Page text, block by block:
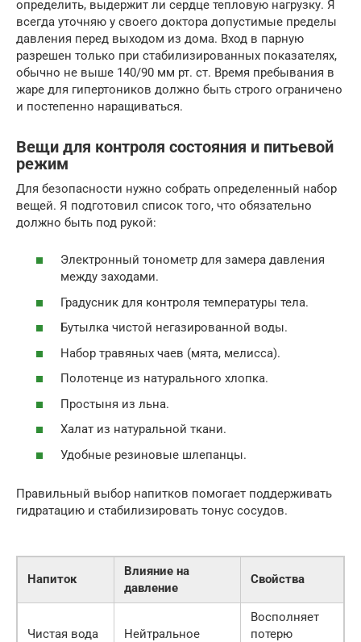
определить, выдержит ли сердце тепловую нагрузку. Я
всегда уточняю у своего доктора допустимые пределы
давления перед выходом из дома. Вход в парную
разрешен только при стабилизированных показателях,
обычно не выше 140/90 мм рт. ст. Время пребывания в
жаре для гипертоников должно быть строго ограничено
и постепенно наращиваться.
Вещи для контроля состояния и питьевой
режим
Для безопасности нужно собрать определенный набор
вещей. Я подготовил список того, что обязательно
должно быть под рукой:
Электронный тонометр для замера давления
между заходами.
Градусник для контроля температуры тела.
Бутылка чистой негазированной воды.
Набор травяных чаев (мята, мелисса).
Полотенце из натурального хлопка.
Простыня из льна.
Халат из натуральной ткани.
Удобные резиновые шлепанцы.
Правильный выбор напитков помогает поддерживать
гидратацию и стабилизировать тонус сосудов.
Напиток
Влияние на
давление
Свойства
Чистая вода Нейтральное
Восполняет
потерю